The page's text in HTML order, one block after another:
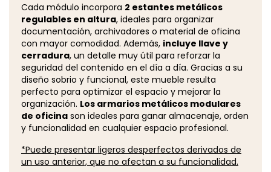
Cada módulo incorpora 2 estantes metálicos
regulables en altura, ideales para organizar
documentación, archivadores o material de oficina
con mayor comodidad. Además, incluye llave y
cerradura, un detalle muy útil para reforzar la
seguridad del contenido en el día a día. Gracias a su
diseño sobrio y funcional, este mueble resulta
perfecto para optimizar el espacio y mejorar la
organización. Los armarios metálicos modulares
de oficina son ideales para ganar almacenaje, orden
y funcionalidad en cualquier espacio profesional.
*Puede presentar ligeros desperfectos derivados de
un uso anterior, que no afectan a su funcionalidad.